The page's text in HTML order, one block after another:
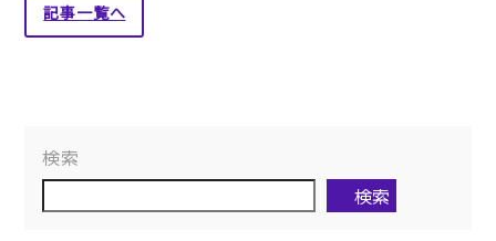
記事一覧へ
検索
検索